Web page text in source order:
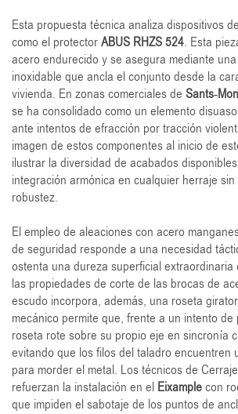
Esta propuesta técnica analiza dispositivos
como el protectorABUS RHZS 524. Esta
acero endurecido y se asegura mediante
inoxidable que ancla el conjunto desde la
vivienda. En zonas comerciales de Sants-
se ha consolidado como un elemento
ante intentos de efracción por tracción
imagen de estos componentes al inicio de
ilustrar la diversidad de acabados
integración armónica en cualquier herraje
robustez.
El empleo de aleaciones con acero
de seguridad responde a una necesidad
ostenta una dureza superficial
las propiedades de corte de las brocas de
escudo incorpora, además, una roseta
mecánico permite que, frente a un intento de
roseta rote sobre su propio eje en sincronía
evitando que los filos del taladro encuentren
para morder el metal. Los técnicos de
refuerzan la instalación en el Eixamplecon
que impiden el sabotaje de los puntos de